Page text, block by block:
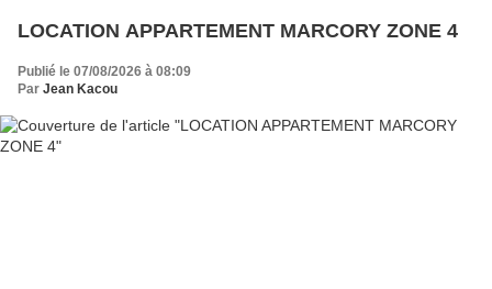
LOCATION APPARTEMENT MARCORY ZONE 4
Publié le 07/08/2026 à 08:09
Par Jean Kacou